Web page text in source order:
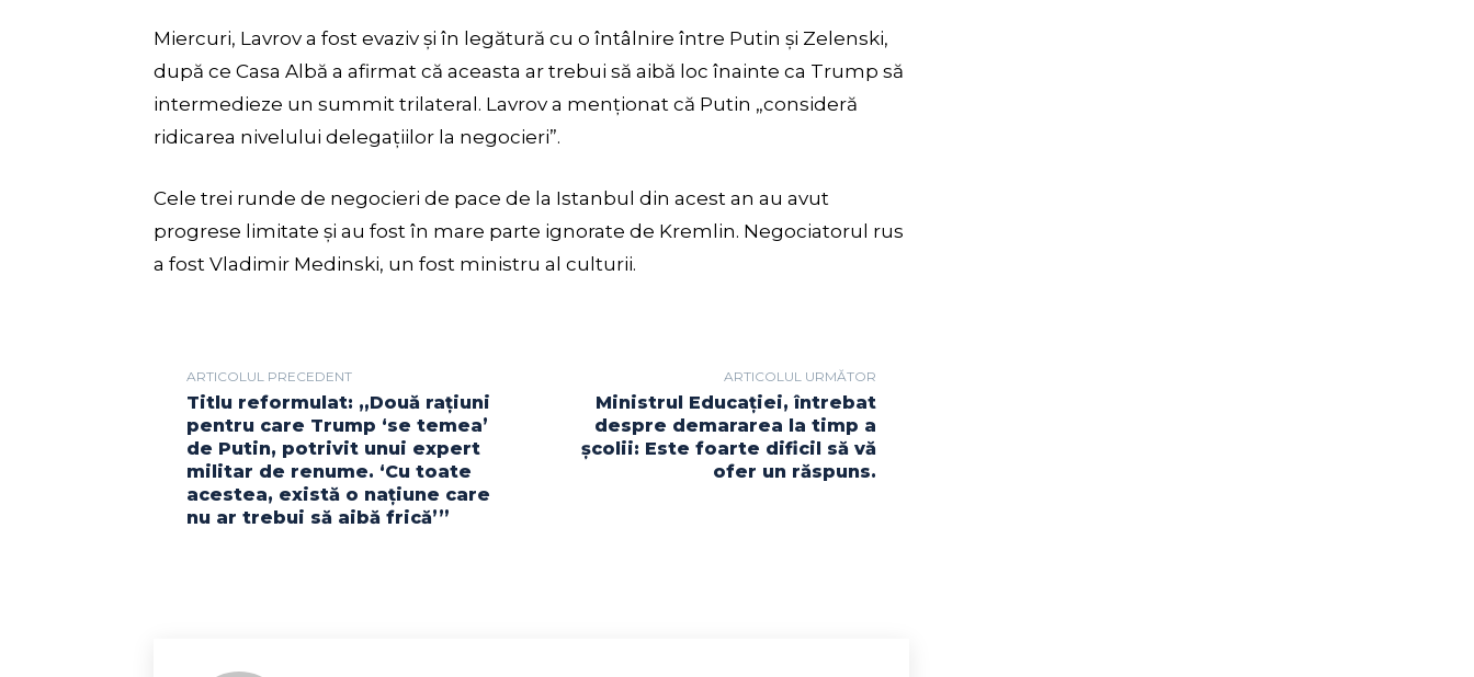
Miercuri, Lavrov a fost evaziv și în legătură cu o întâlnire între Putin și Zelenski,
după ce Casa Albă a afirmat că aceasta ar trebui să aibă loc înainte ca Trump să
intermedieze un summit trilateral. Lavrov a menționat că Putin „consideră
ridicarea nivelului delegațiilor la negocieri”.
Cele trei runde de negocieri de pace de la Istanbul din acest an au avut
progrese limitate și au fost în mare parte ignorate de Kremlin. Negociatorul rus
a fost Vladimir Medinski, un fost ministru al culturii.
ARTICOLUL PRECEDENT
Titlu reformulat: „Două rațiuni
pentru care Trump ‘se temea’
de Putin, potrivit unui expert
militar de renume. ‘Cu toate
acestea, există o națiune care
nu ar trebui să aibă frică’”
ARTICOLUL URMĂTOR
Ministrul Educaţiei, întrebat
despre demararea la timp a
şcolii: Este foarte dificil să vă
ofer un răspuns.